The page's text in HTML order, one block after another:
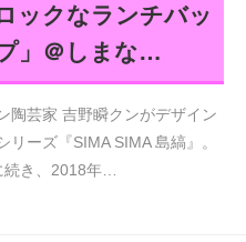
クなランチバッ
」＠しまな…
陶芸家 吉野瞬クンがデザイン
ーズ『SIMA SIMA 島縞』。
き、2018年…